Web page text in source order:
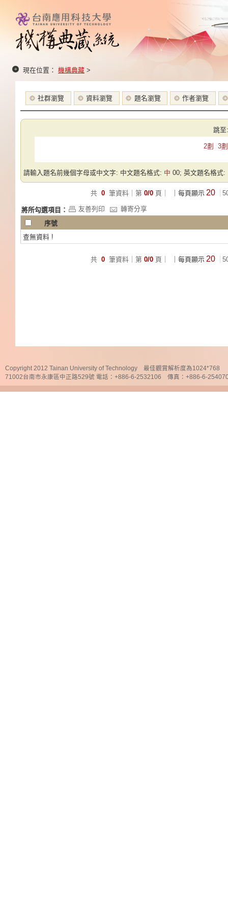
現在位置： 機構典藏 >
社群瀏覽 資料瀏覽 題名瀏覽 作者瀏覽
跳至:
2劃 3劃
請輸入題名前幾個字母或中文字: 中文題名格式: 中 00; 英文題名格式:
共 0 筆資料｜第 0/0 頁｜ ｜每頁顯示 20
將所勾選項目： 友善列印
轉寄分享
序號
查無資料 !
共 0 筆資料｜第 0/0 頁｜ ｜每頁顯示 20
Copyright 2012 Tainan University of Technology 最佳觀賞解析度為1024*768
71002台南市永康區中正路529號 電話：+886-6-2532106 傳真：+886-6-